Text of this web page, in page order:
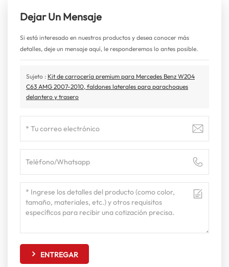
Dejar Un Mensaje
Si está interesado en nuestros productos y desea conocer más
detalles, deje un mensaje aquí, le responderemos lo antes posible.
Sujeto : Kit de carrocería premium para Mercedes Benz W204
C63 AMG 2007-2010, faldones laterales para parachoques
delantero y trasero
ENTREGAR